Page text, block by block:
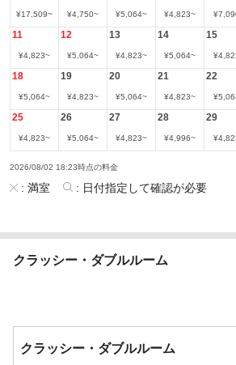
¥17,509~ ¥4,750~ ¥5,064~ ¥4,823~ ¥
11
¥4,823~
12
¥5,064~
13
¥4,823~
14
¥5,064~
15
¥
18
¥5,064~
19
¥4,823~
20
¥5,064~
21
¥4,823~
22
¥
25
¥4,823~
26
¥5,064~
27
¥4,823~
28
¥4,996~
29
¥
2026/08/02 18:23時点の料金
: 満室 : 日付指定して確認が必要
クラッシー・ダブルルーム
クラッシー・ダブルルーム